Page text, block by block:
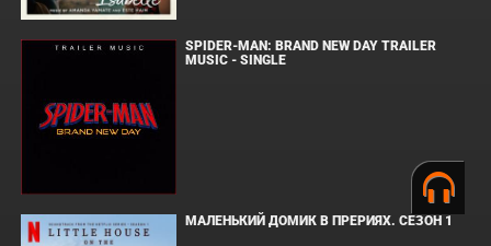
SPIDER-MAN: BRAND NEW DAY TRAILER
MUSIC - SINGLE
МАЛЕНЬКИЙ ДОМИК В ПРЕРИЯХ. СЕЗОН 1